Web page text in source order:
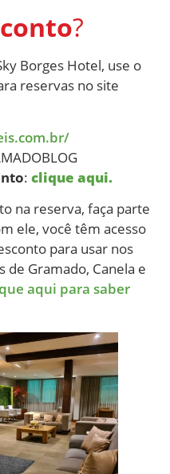
?
Borges Hotel, use o
reservas no site
: clique aqui.
na reserva, faça parte
ele, você têm acesso
para usar nos
Gramado, Canela e
aqui para saber